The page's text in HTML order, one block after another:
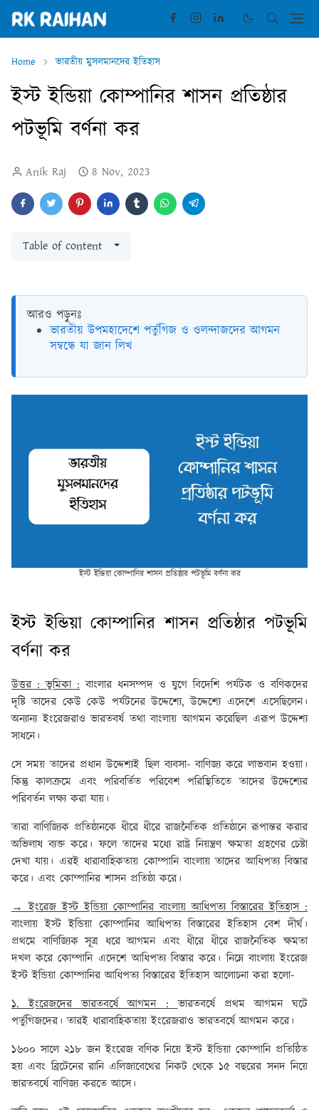
Home ভারতীয় মুসলমানদের ইতিহাস
ইস্ট ইন্ডিয়া কোম্পানির শাসন প্রতিষ্ঠার
পটভূমি বর্ণনা কর
Anik Raj 8 Nov, 2023
Table of content
আরও পড়ুনঃ
ভারতীয় উপমহাদেশে পর্তুগিজ ও ওলন্দাজদের আগমন
সম্বন্ধে যা জান লিখ
ইস্ট ইন্ডিয়া কোম্পানির শাসন প্রতিষ্ঠার পটভূমি বর্ণনা কর
ইস্ট ইন্ডিয়া কোম্পানির শাসন প্রতিষ্ঠার পটভূমি
বর্ণনা কর
উত্তর : ভূমিকা : বাংলার ধনসম্পদ ও যুগে বিদেশি পর্যটক ও বণিকদের
দৃষ্টি তাদের কেউ কেউ পর্যটনের উদ্দেশ্যে, উদ্দেশ্যে এদেশে এসেছিলেন।
অন্যান্য ইংরেজরাও ভারতবর্ষ তথা বাংলায় আগমন করেছিল এরূপ উদ্দেশ্য
সাধনে।
সে সময় তাদের প্রধান উদ্দেশ্যই ছিল ব্যবসা- বাণিজ্য করে লাভবান হওয়া।
কিন্তু কালক্রমে এবং পরিবর্তিত পরিবেশ পরিস্থিতিতে তাদের উদ্দেশ্যের
পরিবর্তন লক্ষ্য করা যায়।
তারা বাণিজ্যিক প্রতিষ্ঠানকে ধীরে ধীরে রাজনৈতিক প্রতিষ্ঠানে রূপান্তর করার
অভিলাষ ব্যক্ত করে। ফলে তাদের মধ্যে রাষ্ট্র নিয়ন্ত্রণ ক্ষমতা গ্রহণের চেষ্টা
দেখা যায়। এরই ধারাবাহিকতায় কোম্পানি বাংলায় তাদের আধিপত্য বিস্তার
করে। এবং কোম্পানির শাসন প্রতিষ্ঠা করে।
→ ইংরেজ ইস্ট ইন্ডিয়া কোম্পানির বাংলায় আধিপত্য বিস্তারের ইতিহাস :
বাংলায় ইস্ট ইন্ডিয়া কোম্পানির আধিপত্য বিস্তারের ইতিহাস বেশ দীর্ঘ।
প্রথমে বাণিজ্যিক সূত্র ধরে আগমন এবং ধীরে ধীরে রাজনৈতিক ক্ষমতা
দখল করে কোম্পানি এদেশে আধিপত্য বিস্তার করে। নিম্নে বাংলায় ইংরেজ
ইস্ট ইন্ডিয়া কোম্পানির আধিপত্য বিস্তারের ইতিহাস আলোচনা করা হলো-
১. ইংরেজদের ভারতবর্ষে আগমন :ভারতবর্ষে প্রথম আগমন ঘটে
পর্তুগিজদের। তারই ধারাবাহিকতায় ইংরেজরাও ভারতবর্ষে আগমন করে।
১৬০০ সালে ২১৮ জন ইংরেজ বণিক নিয়ে ইস্ট ইন্ডিয়া কোম্পানি প্রতিষ্ঠিত
হয় এবং ব্রিটেনের রানি এলিজাবেথের নিকট থেকে ১৫ বছরের সনদ নিয়ে
ভারতবর্ষে বাণিজ্য করতে আসে।